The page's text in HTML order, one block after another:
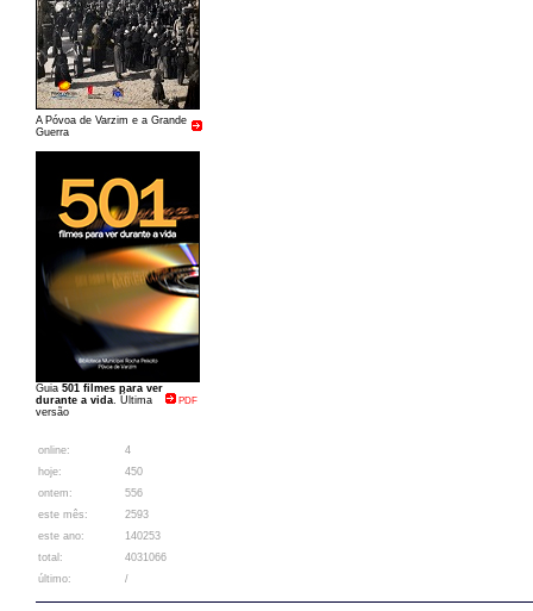
A Póvoa de Varzim e a Grande
Guerra
Guia 501 filmes para ver
durante a vida. Última
versão
PDF
online:
4
hoje:
450
ontem:
556
este mês:
2593
este ano:
140253
total:
4031066
último:
/